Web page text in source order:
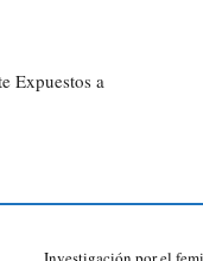
Expuestos a